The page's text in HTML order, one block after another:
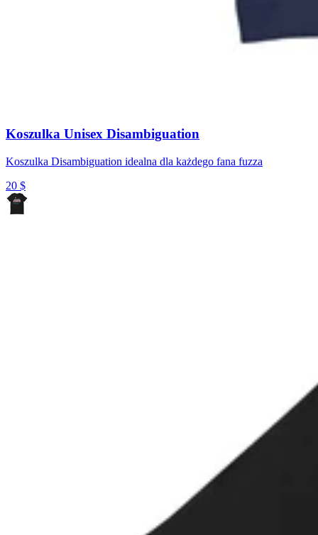
Koszulka Unisex Disambiguation
Koszulka Disambiguation idealna dla każdego fana fuzza
20 $